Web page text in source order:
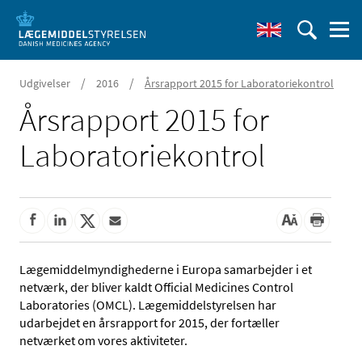
Udgivelser / 2016 / Årsrapport 2015 for Laboratoriekontrol
Årsrapport 2015 for
Laboratoriekontrol
Lægemiddelmyndighederne i Europa samarbejder i et
netværk, der bliver kaldt Official Medicines Control
Laboratories (OMCL). Lægemiddelstyrelsen har
udarbejdet en årsrapport for 2015, der fortæller
netværket om vores aktiviteter.